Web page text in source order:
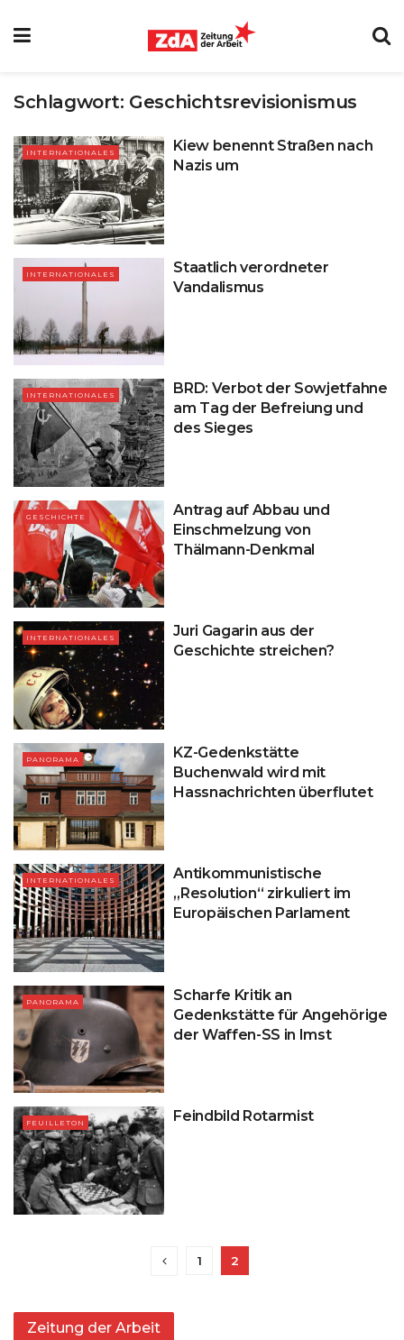
Schlagwort: Geschichtsrevisionismus
INTERNATIONALES
Kiew benennt Straßen nach
Nazis um
INTERNATIONALES
Staatlich verordneter
Vandalismus
INTERNATIONALES
BRD: Verbot der Sowjetfahne
am Tag der Befreiung und
des Sieges
GESCHICHTE
Antrag auf Abbau und
Einschmelzung von
Thälmann-Denkmal
INTERNATIONALES
Juri Gagarin aus der
Geschichte streichen?
PANORAMA
KZ-Gedenkstätte
Buchenwald wird mit
Hassnachrichten überflutet
INTERNATIONALES
Antikommunistische
„Resolution“ zirkuliert im
Europäischen Parlament
PANORAMA
Scharfe Kritik an
Gedenkstätte für Angehörige
der Waffen-SS in Imst
FEUILLETON Feindbild Rotarmist
1 2
Zeitung der Arbeit